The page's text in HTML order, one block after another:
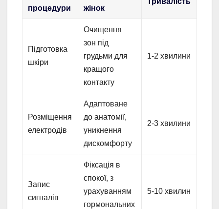
процедури
жінок
Підготовка
шкіри
Очищення
зон під
грудьми для
кращого
контакту
1-2 хвилини
Розміщення
електродів
Адаптоване
до анатомії,
уникнення
дискомфорту
2-3 хвилини
Запис
сигналів
Фіксація в
спокої, з
урахуванням
гормональних
5-10 хвилин